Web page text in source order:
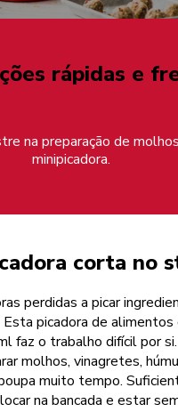
rápidas e
na preparação de
minipicadora.
corta no
perdidas a picar
picadora de alimentos
faz o trabalho difícil por
molhos, vinagretes,
muito tempo.
na bancada e estar